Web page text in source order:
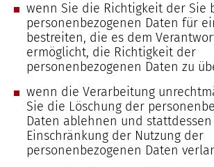
wenn Sie die Richtigkeit der Sie
personenbezogenen Daten für
bestreiten, die es dem
ermöglicht, die Richtigkeit der
personenbezogenen Daten zu
wenn die Verarbeitung
Sie die Löschung der
Daten ablehnen und
Einschränkung der Nutzung der
personenbezogenen Daten